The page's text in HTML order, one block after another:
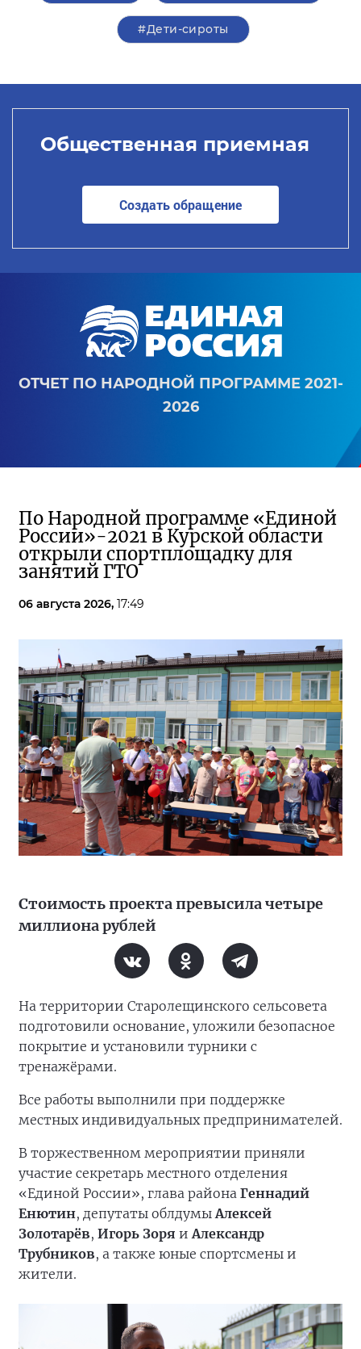
#Дети-сироты
Общественная приемная
Создать обращение
ОТЧЕТ ПО НАРОДНОЙ ПРОГРАММЕ 2021-
2026
По Народной программе «Единой
России»-2021 в Курской области
открыли спортплощадку для
занятий ГТО
06 августа 2026, 17:49
Стоимость проекта превысила четыре
миллиона рублей
На территории Старолещинского сельсовета
подготовили основание, уложили безопасное
покрытие и установили турники с
тренажёрами.
Все работы выполнили при поддержке
местных индивидуальных предпринимателей.
В торжественном мероприятии приняли
участие секретарь местного отделения
«Единой России», глава района Геннадий
Енютин, депутаты облдумыАлексей
Золотарёв, Игорь Зоря иАлександр
Трубников, а также юные спортсмены и
жители.